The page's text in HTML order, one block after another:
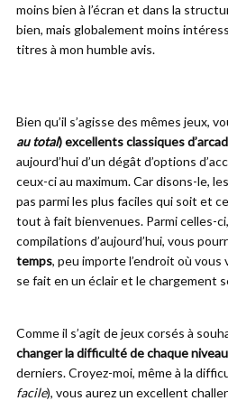
moins bien à l’écran et dans la
bien, mais globalement moins
titres à mon humble avis.
Bien qu’il s’agisse des mêmes jeux,
au total) excellents classiques
aujourd’hui d’un dégât d’options
ceux-ci au maximum. Car disons-le,
pas parmi les plus faciles qui soit et
tout à fait bienvenues. Parmi celles-
compilations d’aujourd’hui, vous
temps, peu importe l’endroit où
se fait en un éclair et le chargement
Comme il s’agit de jeux corsés à
changer la difficulté de chaque niveau
derniers. Croyez-moi, même à la
facile), vous aurez un excellent